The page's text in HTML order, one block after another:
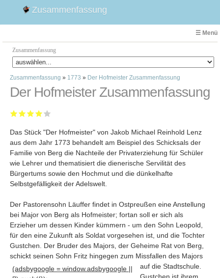
Zusammenfassung
☰ Menü
Zusammenfassung
Faust
Willhelm Tell
1. Weltkrieg Zusammenfassung
2. Weltkrieg
Weimarer Republik
Die Räuber
Maria Stuart
Zusammenfassung » 1773 » Der Hofmeister Zusammenfassung
Der Hofmeister Zusammenfassung
Das Stück "Der Hofmeister" von Jakob Michael Reinhold Lenz
aus dem Jahr 1773 behandelt am Beispiel des Schicksals der
Familie von Berg die Nachteile der Privaterziehung für Schüler
wie Lehrer und thematisiert die dienerische Servilität des
Bürgertums sowie den Hochmut und die dünkelhafte
Selbstgefälligkeit der Adelswelt.
Der Pastorensohn Läuffer findet in Ostpreußen eine Anstellung
bei Major von Berg als Hofmeister; fortan soll er sich als
Erzieher um dessen Kinder kümmern - um den Sohn Leopold,
für den eine Zukunft als Soldat vorgesehen ist, und die Tochter
Gustchen. Der Bruder des Majors, der Geheime Rat von Berg,
schickt seinen Sohn Fritz hingegen zum Missfallen des Majors
auf die Stadtschule
(adsbygoogle = window.adsbygoogle ||